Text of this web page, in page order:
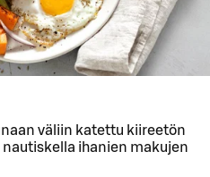
väliin katettu kiireetön
nautiskella ihanien makujen